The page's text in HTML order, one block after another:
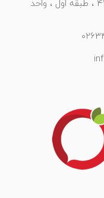
مجتمع کیامال ، قطعه 434-435 ، طبقه اول ، واحد